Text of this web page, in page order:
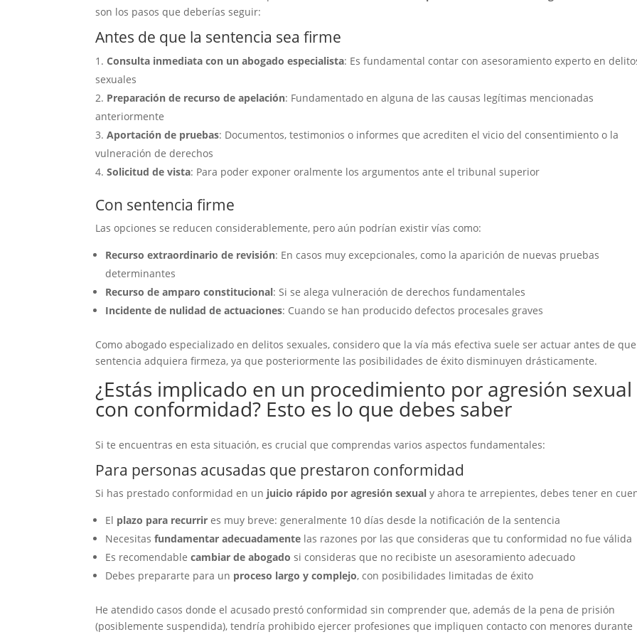
son los pasos que deberías seguir:
Antes de que la sentencia sea firme
Consulta inmediata con un abogado especialista: Es fundamental contar con asesoramiento experto en
sexuales
Preparación de recurso de apelación: Fundamentado en alguna de las causas legítimas mencionadas
anteriormente
Aportación de pruebas: Documentos, testimonios o informes que acrediten el vicio del consentimiento o la
vulneración de derechos
Solicitud de vista: Para poder exponer oralmente los argumentos ante el tribunal superior
Con sentencia firme
Las opciones se reducen considerablemente, pero aún podrían existir vías como:
Recurso extraordinario de revisión: En casos muy excepcionales, como la aparición de nuevas pruebas
determinantes
Recurso de amparo constitucional: Si se alega vulneración de derechos fundamentales
Incidente de nulidad de actuaciones: Cuando se han producido defectos procesales graves
Como abogado especializado en delitos sexuales, considero que la vía más efectiva suele ser actuar antes de
sentencia adquiera firmeza, ya que posteriormente las posibilidades de éxito disminuyen drásticamente.
¿Estás implicado en un procedimiento por agresión sexual
con conformidad? Esto es lo que debes saber
Si te encuentras en esta situación, es crucial que comprendas varios aspectos fundamentales:
Para personas acusadas que prestaron conformidad
Si has prestado conformidad en un juicio rápido por agresión sexual y ahora te arrepientes, debes tener en
El plazo para recurrir es muy breve: generalmente 10 días desde la notificación de la sentencia
Necesitasfundamentar adecuadamente las razones por las que consideras que tu conformidad no fue válida
Es recomendablecambiar de abogado si consideras que no recibiste un asesoramiento adecuado
Debes prepararte para un proceso largo y complejo, con posibilidades limitadas de éxito
He atendido casos donde el acusado prestó conformidad sin comprender que, además de la pena de prisión
(posiblemente suspendida), tendría prohibido ejercer profesiones que impliquen contacto con menores durante